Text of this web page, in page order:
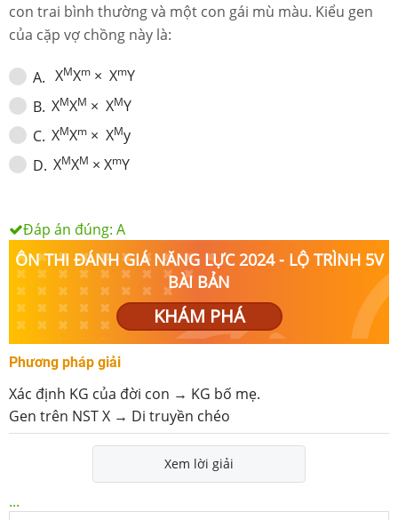
con trai bình thường và một con gái mù màu. Kiểu gen
của cặp vợ chồng này là:
A. XMXm × XmY
B. XMXM × XMY
C. XMXm × XMy
D. XMXM × XmY
Đáp án đúng: A
ÔN THI ĐÁNH GIÁ NĂNG LỰC 2024 - LỘ TRÌNH 5V
BÀI BẢN
KHÁM PHÁ
Phương pháp giải
Xác định KG của đời con → KG bố mẹ.
Gen trên NST X → Di truyền chéo
Xem lời giải
...